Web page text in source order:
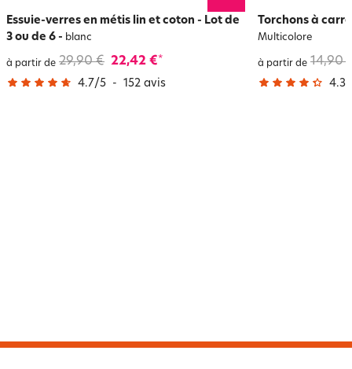
Essuie-verres en métis lin et coton - Lot de
3 ou de 6 - blanc
à partir de 29,90 € 22,42 €*
4.7/5 - 152 avis
Torchons à
Multicolore
à partir de 14,90
4.3